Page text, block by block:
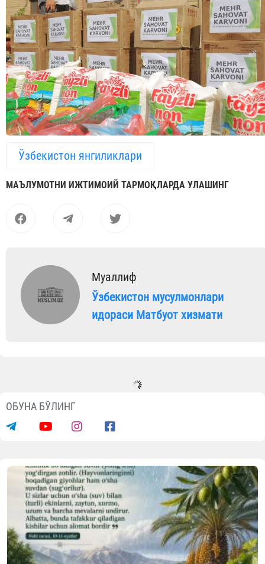
Ўзбекистон янгиликлари
МАЪЛУМОТНИ ИЖТИМОИЙ ТАРМОҚЛАРДА УЛАШИНГ
Муаллиф
Ўзбекистон мусулмонлари
идораси Матбуот хизмати
ОБУНА БЎЛИНГ